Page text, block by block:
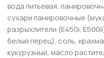
вода питьевая,
сухари панировочные
разрыхлители (Е450i,
белый перец), соль,
кукурузный, масло